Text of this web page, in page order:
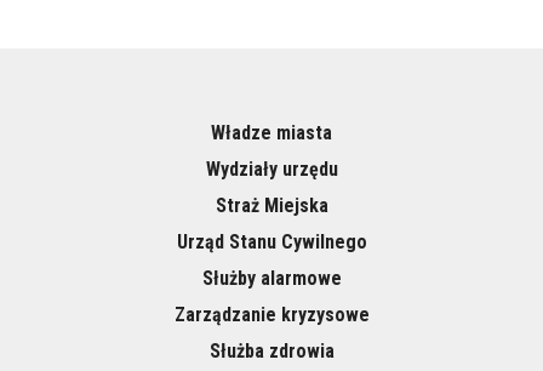
Władze miasta
Wydziały urzędu
Straż Miejska
Urząd Stanu Cywilnego
Służby alarmowe
Zarządzanie kryzysowe
Służba zdrowia